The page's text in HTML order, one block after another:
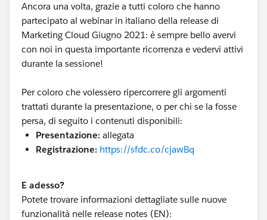
Ancora una volta, grazie a tutti coloro che hanno
partecipato al webinar in italiano della release di
Marketing Cloud Giugno 2021: è sempre bello avervi
con noi in questa importante ricorrenza e vedervi attivi
durante la sessione!
Per coloro che volessero ripercorrere gli argomenti
trattati durante la presentazione, o per chi se la fosse
persa, di seguito i contenuti disponibili:
Presentazione: allegata
Registrazione: https://sfdc.co/cjawBq
E adesso?
Potete trovare informazioni dettagliate sulle nuove
funzionalità nelle release notes (EN):